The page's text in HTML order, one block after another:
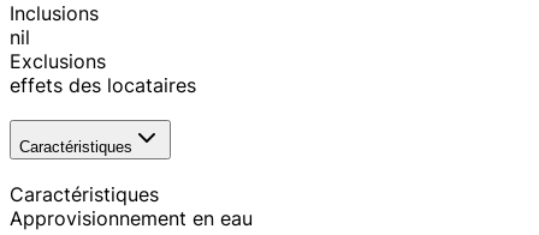
Inclusions
nil
Exclusions
effets des locataires
Caractéristiques
Caractéristiques
Approvisionnement en eau